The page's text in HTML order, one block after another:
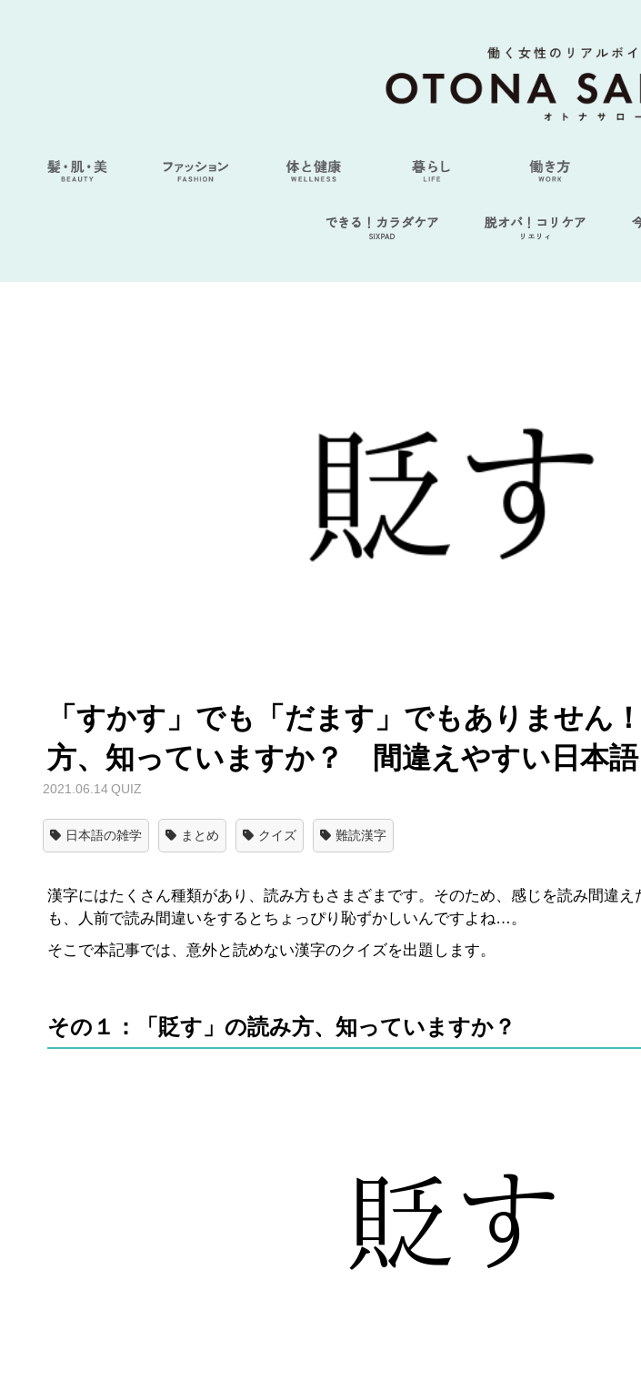
できる！カラダケア
SIXPAD
脱オバ！コリケア
リエリィ
「すかす」でも「だます」でもありません
方、知っていますか？ 間違えやすい日本
2021.06.14 QUIZ
日本語の雑学 まとめ クイズ 難読漢字
漢字にはたくさん種類があり、読み方もさまざまです。そのため、感じを読み間違
も、人前で読み間違いをするとちょっぴり恥ずかしいんですよね…。
そこで本記事では、意外と読めない漢字のクイズを出題します。
その１：「貶す」の読み方、知っていますか？